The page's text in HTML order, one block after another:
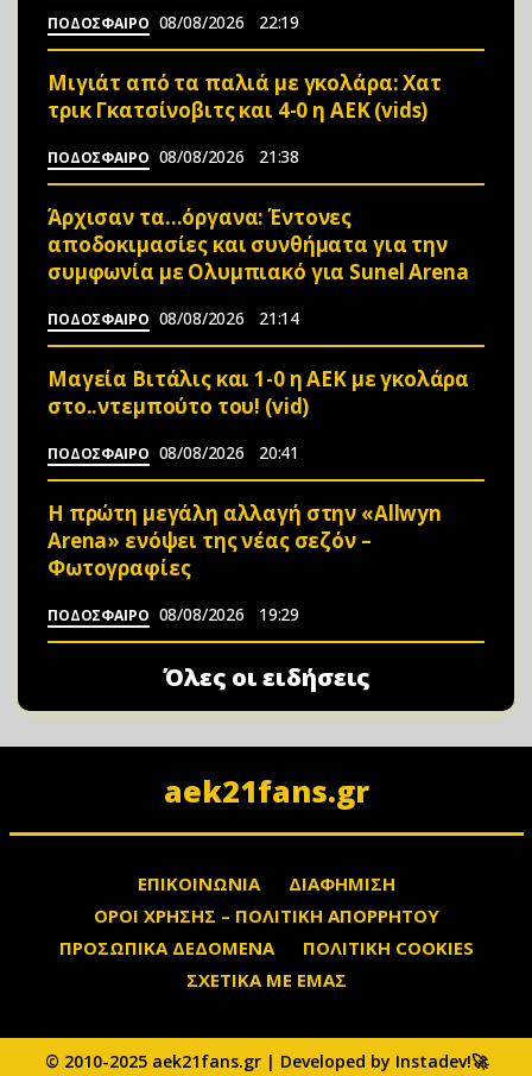
ΠΟΔΟΣΦΑΙΡΟ 08/08/2026 22:19
Μιγιάτ από τα παλιά με γκολάρα: Χατ
τρικ Γκατσίνοβιτς και 4-0 η ΑΕΚ (vids)
ΠΟΔΟΣΦΑΙΡΟ 08/08/2026 21:38
Άρχισαν τα…όργανα: Έντονες
αποδοκιμασίες και συνθήματα για την
συμφωνία με Ολυμπιακό για Sunel Arena
ΠΟΔΟΣΦΑΙΡΟ 08/08/2026 21:14
Μαγεία Βιτάλις και 1-0 η ΑΕΚ με γκολάρα
στο..ντεμπούτο του! (vid)
ΠΟΔΟΣΦΑΙΡΟ 08/08/2026 20:41
Η πρώτη μεγάλη αλλαγή στην «Αllwyn
Arena» ενόψει της νέας σεζόν –
Φωτoγραφίες
ΠΟΔΟΣΦΑΙΡΟ 08/08/2026 19:29
Όλες οι ειδήσεις
aek21fans.gr
ΕΠΙΚΟΙΝΩΝΙΑ
ΔΙΑΦΗΜΙΣΗ
ΟΡΟΙ ΧΡΗΣΗΣ – ΠΟΛΙΤΙΚΗ ΑΠΟΡΡΗΤΟΥ
ΠΡΟΣΩΠΙΚΑ ΔΕΔΟΜΕΝΑ
ΠΟΛΙΤΙΚΗ COOKIES
ΣΧΕΤΙΚΑ ΜΕ ΕΜΑΣ
© 2010-2025 aek21fans.gr | Developed by Instadev!🚀